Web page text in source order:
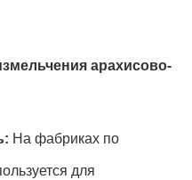
арахисово-
На фабриках по
для